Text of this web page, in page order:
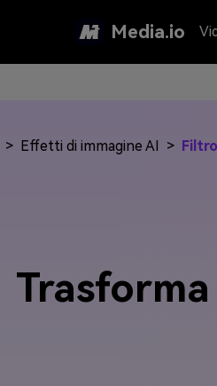
Media.io
> Effetti di immagine AI >